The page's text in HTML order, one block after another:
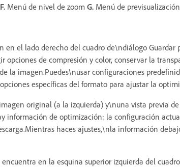
F. Menú de nivel de zoom G. Menú de
en el lado derecho del cuadro de\ndiálogo Guardar
opciones de compresión y color, conservar la
la imagen.Puedes\nusar configuraciones
específicas del formato para ajustar la
original (a la izquierda) y\nuna vista previa
información de optimización: la configuración
haces ajustes,\nla información
en la esquina superior izquierda del